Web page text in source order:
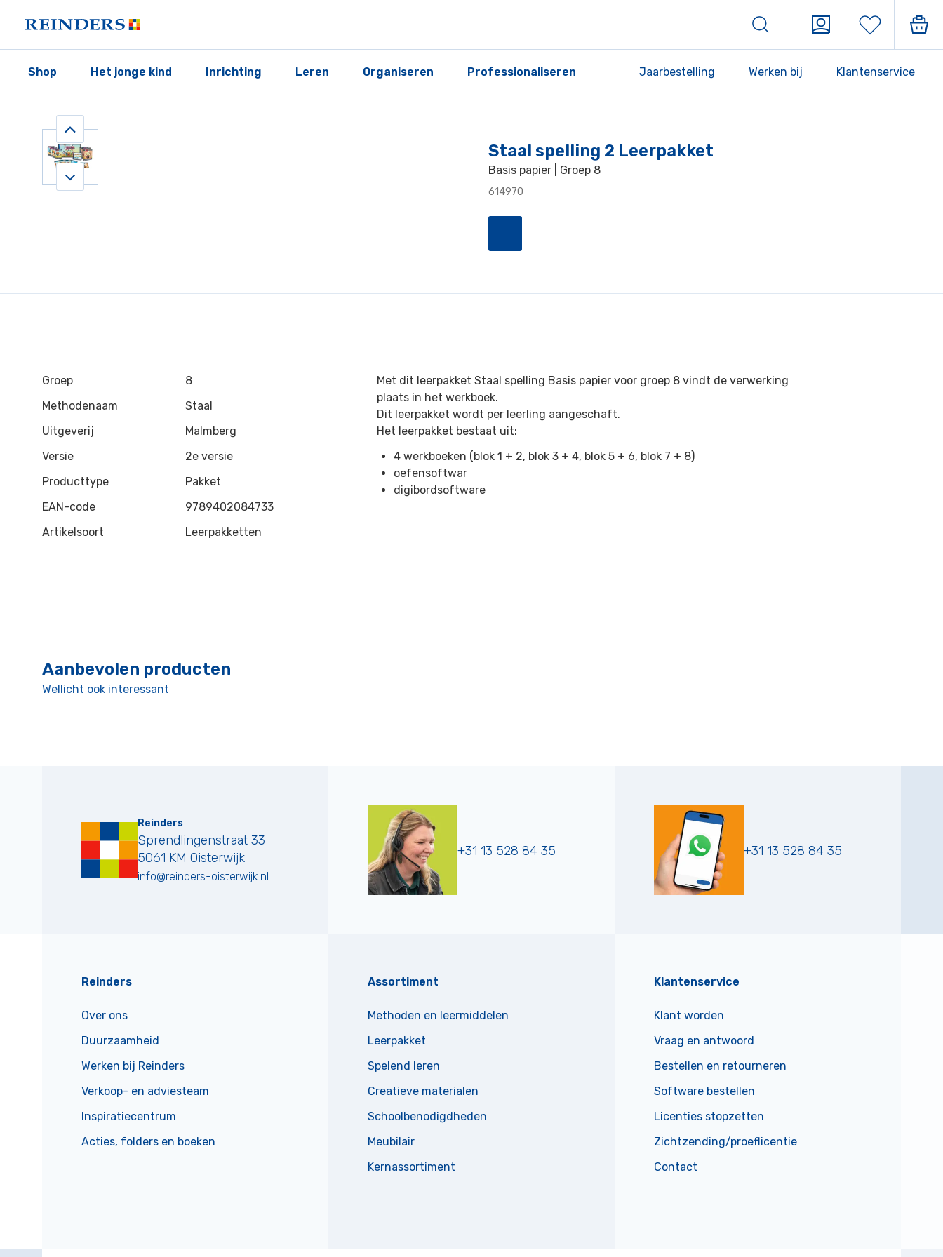
Shop Het jonge kind Inrichting Leren Organiseren Professionaliseren Jaarbestelling Werken bij Klantenservice
Staal spelling 2 Leerpakket
Basis papier | Groep 8
614970
Groep
8
Methodenaam
Staal
Uitgeverij
Malmberg
Versie
2e versie
Producttype
Pakket
EAN-code
9789402084733
Artikelsoort
Leerpakketten
Met dit leerpakket Staal spelling Basis papier voor groep 8 vindt de verwerking
plaats in het werkboek.
Dit leerpakket wordt per leerling aangeschaft.
Het leerpakket bestaat uit:
4 werkboeken (blok 1 + 2, blok 3 + 4, blok 5 + 6, blok 7 + 8)
oefensoftwar
digibordsoftware
Aanbevolen producten
Wellicht ook interessant
Reinders
Sprendlingenstraat 33
5061 KM Oisterwijk
info@reinders-oisterwijk.nl
+31 13 528 84 35 +31 13 528 84 35
Reinders
Over ons
Duurzaamheid
Werken bij Reinders
Verkoop- en adviesteam
Inspiratiecentrum
Acties, folders en boeken
Assortiment
Methoden en leermiddelen
Leerpakket
Spelend leren
Creatieve materialen
Schoolbenodigdheden
Meubilair
Kernassortiment
Klantenservice
Klant worden
Vraag en antwoord
Bestellen en retourneren
Software bestellen
Licenties stopzetten
Zichtzending/proeflicentie
Contact